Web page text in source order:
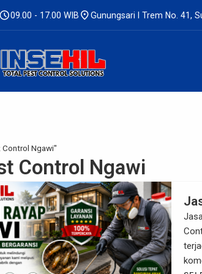
schedule09.00 - 17.00 WIB location_onGunungsari I Trem No. 41,
Control Ngawi"
Control Ngawi